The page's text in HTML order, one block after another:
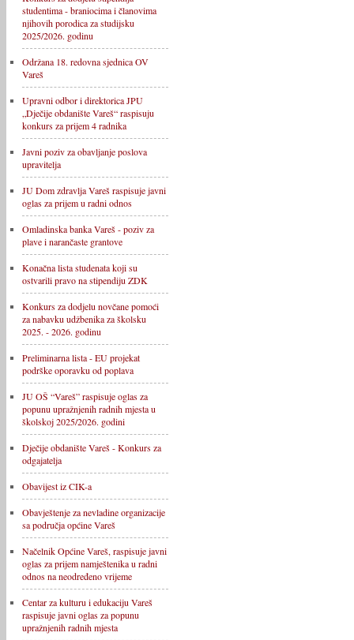
studentima - braniocima i članovima
njihovih porodica za studijsku
2025/2026. godinu
Održana 18. redovna sjednica OV
Vareš
Upravni odbor i direktorica JPU
„Dječije obdanište Vareš“ raspisuju
konkurs za prijem 4 radnika
Javni poziv za obavljanje poslova
upravitelja
JU Dom zdravlja Vareš raspisuje javni
oglas za prijem u radni odnos
Omladinska banka Vareš - poziv za
plave i narančaste grantove
Konačna lista studenata koji su
ostvarili pravo na stipendiju ZDK
Konkurs za dodjelu novčane pomoći
za nabavku udžbenika za školsku
2025. - 2026. godinu
Preliminarna lista - EU projekat
podrške oporavku od poplava
JU OŠ “Vareš” raspisuje oglas za
popunu upražnjenih radnih mjesta u
školskoj 2025/2026. godini
Dječije obdanište Vareš - Konkurs za
odgajatelja
Obavijest iz CIK-a
Obavještenje za nevladine organizacije
sa područja općine Vareš
Načelnik Općine Vareš, raspisuje javni
oglas za prijem namještenika u radni
odnos na neodređeno vrijeme
Centar za kulturu i edukaciju Vareš
raspisuje javni oglas za popunu
upražnjenih radnih mjesta